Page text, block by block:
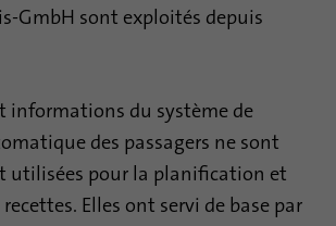
GmbH sont exploités depuis
informations du système de
des passagers ne sont
utilisées pour la planification et
Elles ont servi de base par
connecté a été vérifié avec une
authentification à deux facteurs et s'est déjà
connecté